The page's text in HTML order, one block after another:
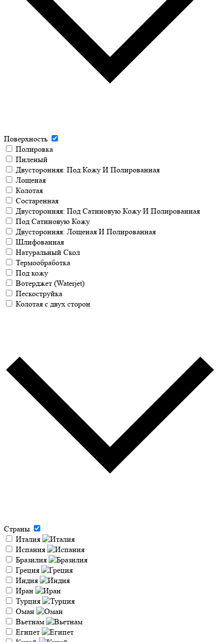
Поверхность
Полировка
Пиленый
Двусторонняя: Под Кожу И Полированная
Лощеная
Колотая
Состаренная
Двусторонняя: Под Сатиновую Кожу И Полированная
Под Сатиновую Кожу
Двусторонняя: Лощеная И Полированная
Шлифованная
Натуральный Скол
Термообработка
Под кожу
Вотерджет (Waterjet)
Пескоструйка
Колотая с двух сторон
Страны
Италия
Испания
Бразилия
Греция
Индия
Иран
Турция
Оман
Вьетнам
Египет